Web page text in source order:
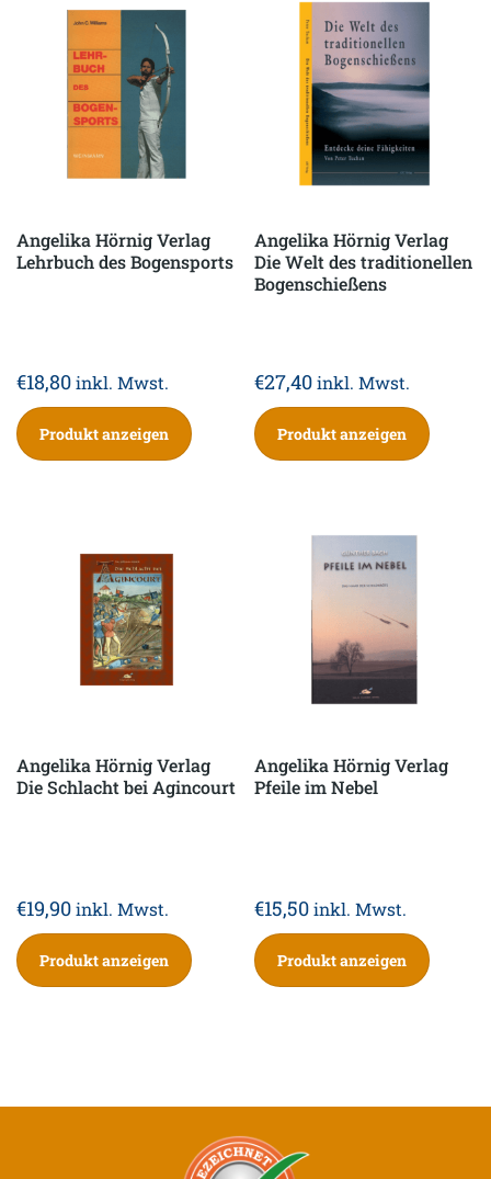
Angelika Hörnig Verlag
Lehrbuch des Bogensports
€18,80inkl. Mwst.
Produkt anzeigen
Angelika Hörnig Verlag
Die Welt des traditionellen
Bogenschießens
€27,40 inkl. Mwst.
Produkt anzeigen
Angelika Hörnig Verlag
Die Schlacht bei Agincourt
€19,90inkl. Mwst.
Produkt anzeigen
Angelika Hörnig Verlag
Pfeile im Nebel
€15,50 inkl. Mwst.
Produkt anzeigen